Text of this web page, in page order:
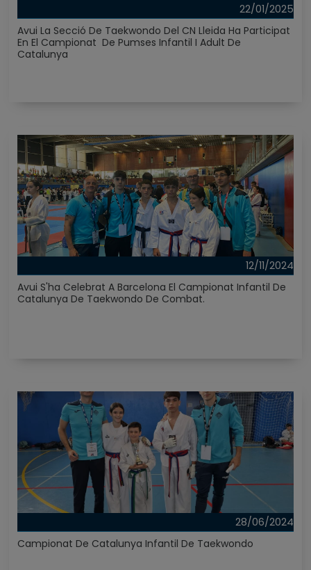
22/01/2025
Avui La Secció De Taekwondo Del CN Lleida Ha Participat
En El Campionat De Pumses Infantil I Adult De
Catalunya
12/11/2024
Avui S'ha Celebrat A Barcelona El Campionat Infantil De
Catalunya De Taekwondo De Combat.
28/06/2024
Campionat De Catalunya Infantil De Taekwondo